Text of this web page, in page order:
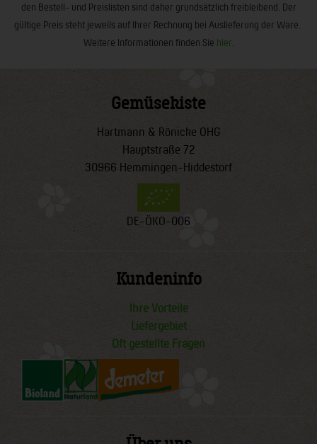
den Bestell- und Preislisten sind daher grundsätzlich freibleibend. Der
gültige Preis steht jeweils auf Ihrer Rechnung bei Auslieferung der Ware.
Weitere Informationen finden Sie hier.
Gemüsekiste
Hartmann & Rönicke OHG
Hauptstraße 72
30966 Hemmingen-Hiddestorf
DE-ÖKO-006
Kundeninfo
Ihre Vorteile
Liefergebiet
Oft gestellte Fragen